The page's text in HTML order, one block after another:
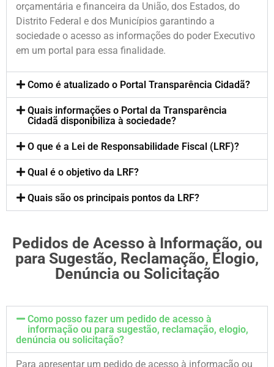
orçamentária e financeira da União, dos Estados, do
Distrito Federal e dos Municípios garantindo a
sociedade o acesso as informações do poder Executivo
em um portal para essa finalidade.
Como é atualizado o Portal Transparência Cidadã?
Quais informações o Portal da Transparência
Cidadã disponibiliza à sociedade?
O que é a Lei de Responsabilidade Fiscal (LRF)?
Qual é o objetivo da LRF?
Quais são os principais pontos da LRF?
Pedidos de Acesso à Informação, ou
para Sugestão, Reclamação, Elogio,
Denúncia ou Solicitação
Como posso fazer um pedido de acesso à
informação ou para sugestão, reclamação, elogio,
denúncia ou solicitação?
Para apresentar um pedido de acesso à informação ou